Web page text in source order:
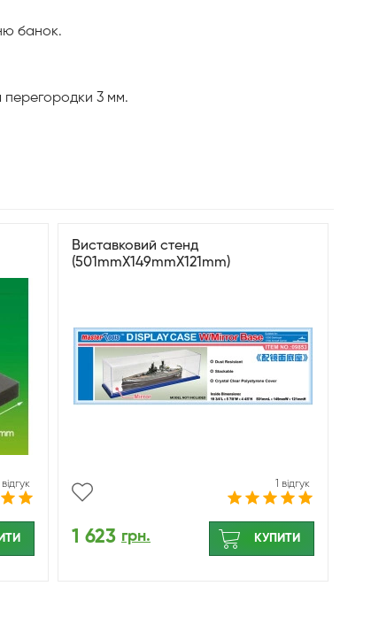
банок.
перегородки 3 мм.
відгук
Виставковий стенд
(501mmX149mmX121mm)
1 відгук
1 623 грн. КУПИТИ